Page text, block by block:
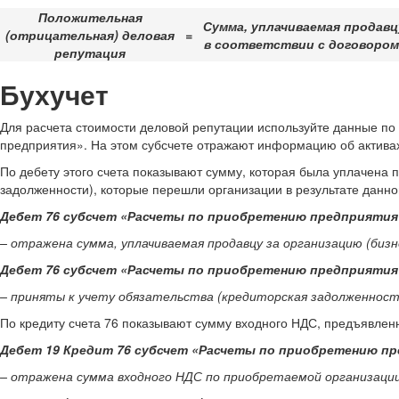
Положительная
(отрицательная) деловая
репутация
= Сумма, уплачиваемая
в соответствии с
Бухучет
Для расчета стоимости деловой репутации используйте данные
предприятия». На этом субсчете отражают информацию об
По дебету этого счета показывают сумму, которая была уплачена
задолженности), которые перешли организации в результате
Дебет 76 субсчет «Расчеты по приобретению
– отражена сумма, уплачиваемая продавцу за организацию
Дебет 76 субсчет «Расчеты по приобретению
– приняты к учету обязательства (кредиторская
По кредиту счета 76 показывают сумму входного НДС,
Дебет 19 Кредит 76 субсчет «Расчеты по приобретению
– отражена сумма входного НДС по приобретаемой